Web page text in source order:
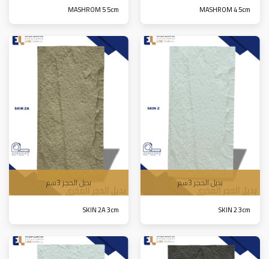
MASHROM 4 5cm
MASHROM 5 5cm
بديل الحجر 3سم
SKIN 2 3cm
بديل الحجر 3سم
SKIN 2A 3cm